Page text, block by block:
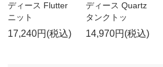
ディース Flutter
ニット
17,240円(税込)
ディース Quartz
タンクトッ
14,970円(税込)